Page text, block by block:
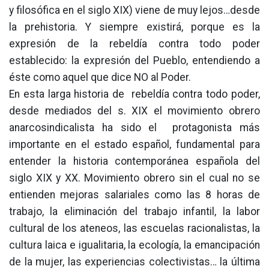
y filosófica en el siglo XIX) viene de muy lejos…desde
la prehistoria. Y siempre existirá, porque es la
expresión de la rebeldía contra todo poder
establecido: la expresión del Pueblo, entendiendo a
éste como aquel que dice NO al Poder.
En esta larga historia de rebeldía contra todo poder,
desde mediados del s. XIX el movimiento obrero
anarcosindicalista ha sido el protagonista más
importante en el estado español, fundamental para
entender la historia contemporánea española del
siglo XIX y XX. Movimiento obrero sin el cual no se
entienden mejoras salariales como las 8 horas de
trabajo, la eliminación del trabajo infantil, la labor
cultural de los ateneos, las escuelas racionalistas, la
cultura laica e igualitaria, la ecología, la emancipación
de la mujer, las experiencias colectivistas… la última